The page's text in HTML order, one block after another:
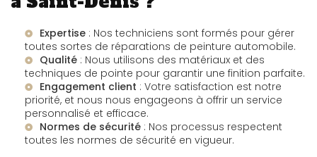
Expertise : Nos techniciens sont formés pour gérer
toutes sortes de réparations de peinture automobile.
Qualité : Nous utilisons des matériaux et des
techniques de pointe pour garantir une finition parfaite.
Engagement client : Votre satisfaction est notre
priorité, et nous nous engageons à offrir un service
personnalisé et efficace.
Normes de sécurité : Nos processus respectent
toutes les normes de sécurité en vigueur.